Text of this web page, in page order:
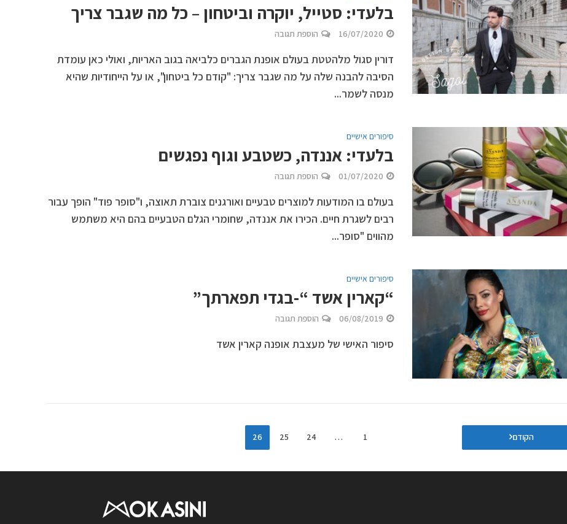
בלעדי: סטייל, יוקרה וביטחון – כל מה שגבר צריך
16/07/2020 הוספת תגובה
דורין סגול מלהטטת בעולם אופנת הגברים כלביאה בגוב האריות, ואולי כאן עומדת
הסיבה להבנה שלה על מה שגבר צריך: "קודם כל ביטחון", או על הייחודיות שהיא
מנסה לשמר...
סיפורים אישיים
בלעדי: אננדה, כשטבע וגוף נפגשים
01/07/2020 הוספת תגובה
בעולם בו המודעות למוצרים טבעיים ואורגנים צוברת תאוצה, ו"סופר פוד" הופך עבור
רבים לשגרת חיים. הכירו את אננדה, שחומרי הגלם הטבעיים בהם היא משתמש
מהווים "סופר...
סיפורים אישיים
“קארין אשד “-בגדי תפארתך”
06/08/2019 הוספת תגובה
סיפור האישי של מעצבת אופנה קארין אשד
הקודם 1
…
24
25
26